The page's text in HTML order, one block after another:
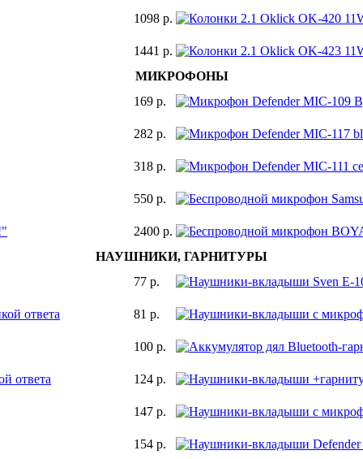
1098 р.
1441 р.
МИКРОФОНЫ
169 р.
282 р.
318 р.
550 р.
2400 р.
НАУШНИКИ, ГАРНИТУРЫ
77 р.
ответа 81 р.
100 р.
ответа 124 р.
147 р.
154 р.